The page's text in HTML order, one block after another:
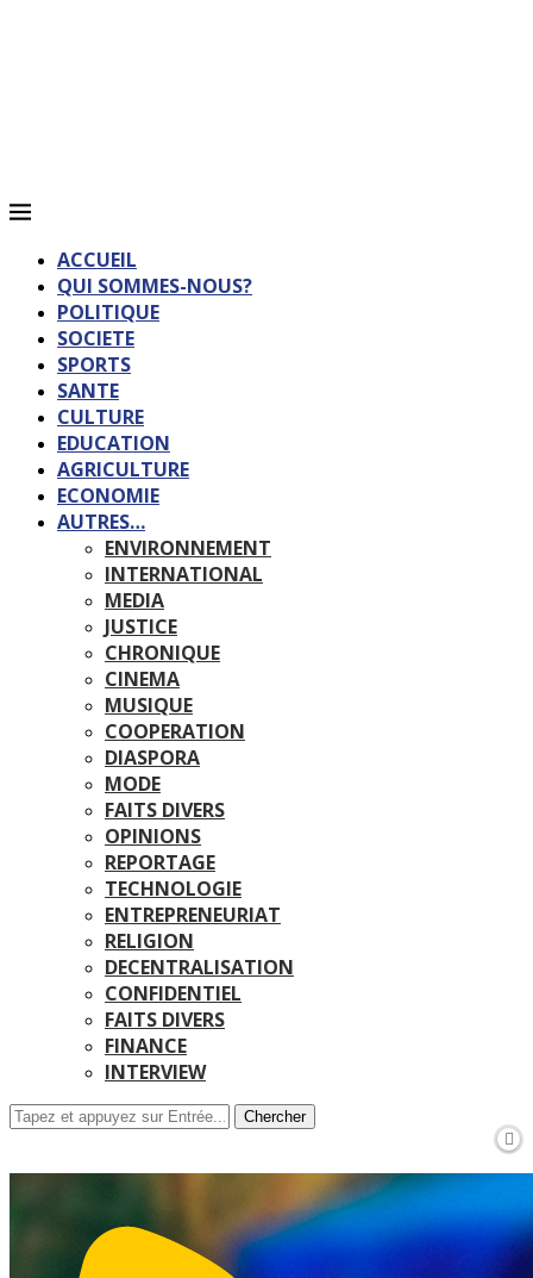
ACCUEIL
QUI SOMMES-NOUS?
POLITIQUE
SOCIETE
SPORTS
SANTE
CULTURE
EDUCATION
AGRICULTURE
ECONOMIE
AUTRES…
ENVIRONNEMENT
INTERNATIONAL
MEDIA
JUSTICE
CHRONIQUE
CINEMA
MUSIQUE
COOPERATION
DIASPORA
MODE
FAITS DIVERS
OPINIONS
REPORTAGE
TECHNOLOGIE
ENTREPRENEURIAT
RELIGION
DECENTRALISATION
CONFIDENTIEL
FAITS DIVERS
FINANCE
INTERVIEW
Chercher